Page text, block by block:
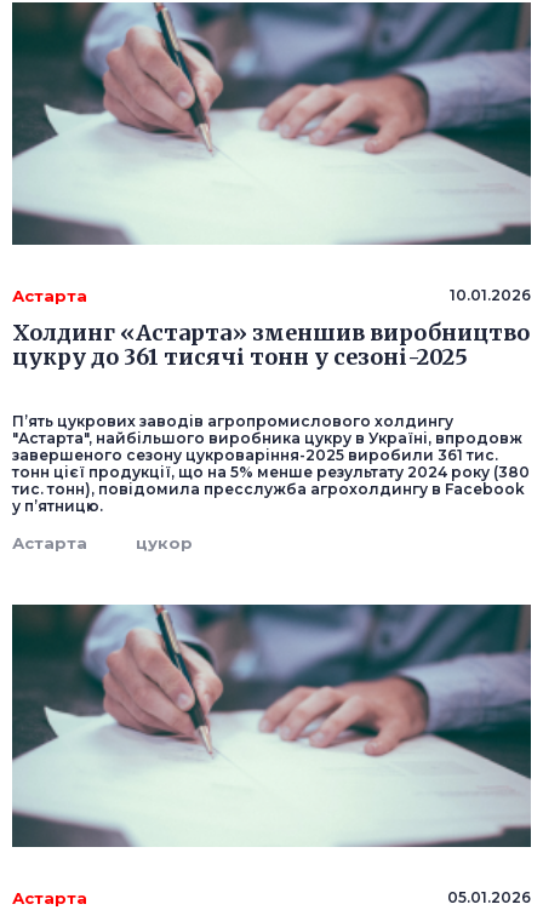
Астарта 10.01.2026
Холдинг «Астарта» зменшив виробництво
цукру до 361 тисячі тонн у сезоні-2025
П’ять цукрових заводів агропромислового холдингу
"Астарта", найбільшого виробника цукру в Україні, впродовж
завершеного сезону цукроваріння-2025 виробили 361 тис.
тонн цієї продукції, що на 5% менше результату 2024 року (380
тис. тонн), повідомила пресслужба агрохолдингу в Facebook
у п’ятницю.
Астарта цукор
Астарта 05.01.2026